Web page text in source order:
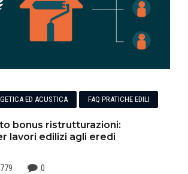
ED ACUSTICA FAQ PRATICHE EDILI
bonus ristrutturazioni:
lavori edilizi agli eredi
0